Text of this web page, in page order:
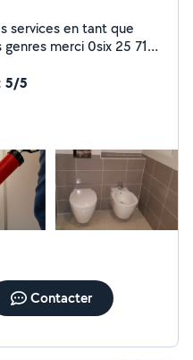
services en tant que
merci 0six 25 71
5/5
Contacter